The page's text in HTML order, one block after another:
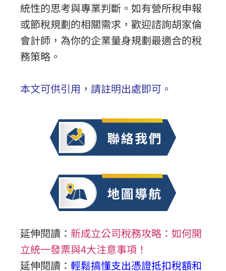
統性的思考與專業判斷。如有營所稅申報
或節稅規劃的相關需求，歡迎諮詢胡家倫
會計師，為你的企業量身規劃最適合的稅
務策略。
本文可供引用，請註明出處即可。
延伸閱讀： 新成立公司稅務攻略：如何開
立統一發票與4大注意事項！
延伸閱讀： 輕鬆搞懂支出憑證抵扣稅額和